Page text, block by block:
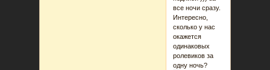
все ночи сразу.
Интересно,
сколько у нас
окажется
одинаковых
ролевиков за
одну ночь?